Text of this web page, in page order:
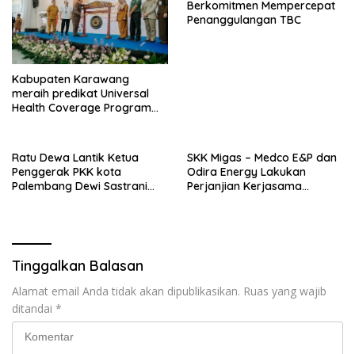
Kabupaten Karawang
meraih predikat Universal
Health Coverage Program
Berkomitmen Mempercepat
Penanggulangan TBC
Ratu Dewa Lantik Ketua
Penggerak PKK kota
Palembang Dewi Sastrani
SKK Migas – Medco E&P dan
Odira Energy Lakukan
Perjanjian Kerjasama
Tinggalkan Balasan
Alamat email Anda tidak akan dipublikasikan. Ruas yang wajib
ditandai *